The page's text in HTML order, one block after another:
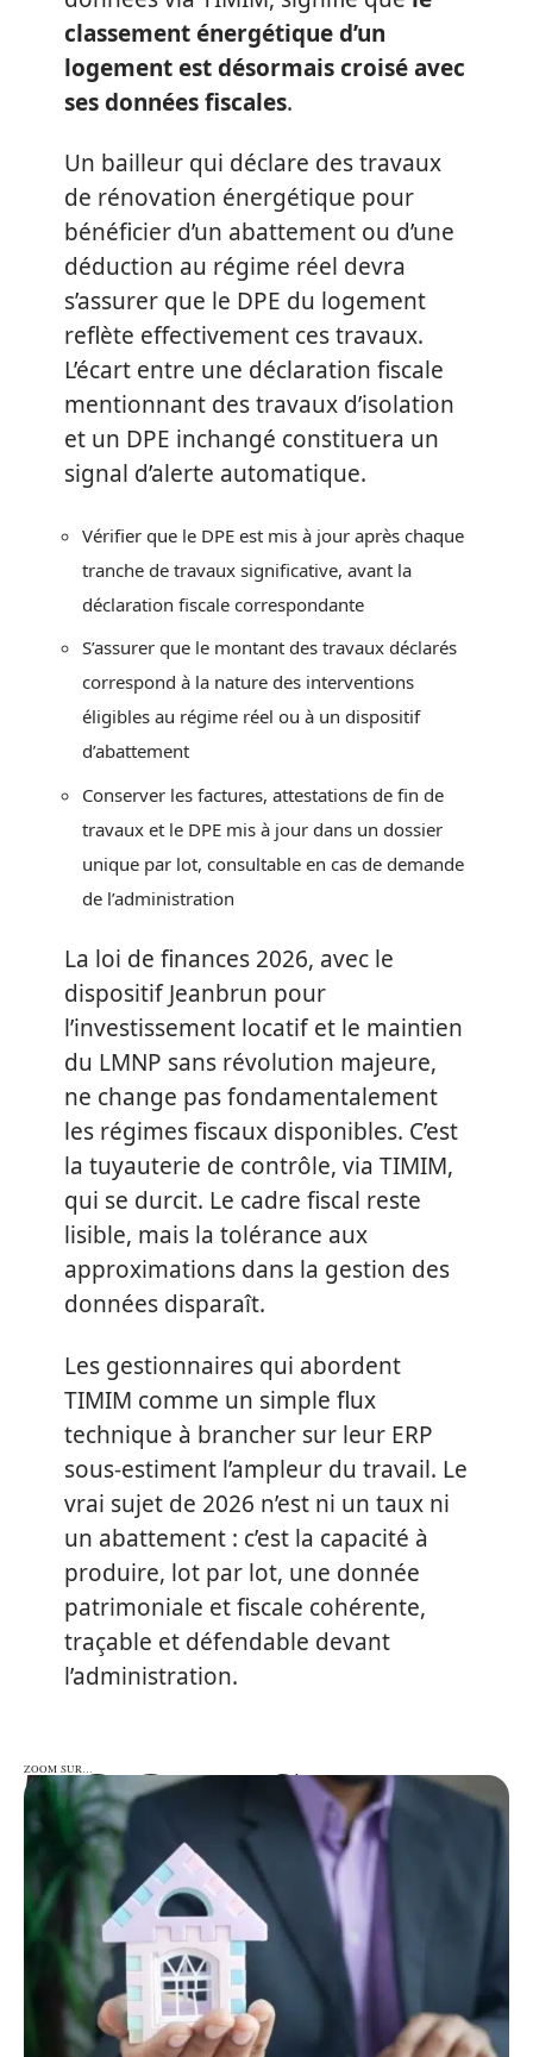
classement énergétique d’un
logement est désormais croisé avec
ses données fiscales.
Un bailleur qui déclare des travaux
de rénovation énergétique pour
bénéficier d’un abattement ou d’une
déduction au régime réel devra
s’assurer que le DPE du logement
reflète effectivement ces travaux.
L’écart entre une déclaration fiscale
mentionnant des travaux d’isolation
et un DPE inchangé constituera un
signal d’alerte automatique.
Vérifier que le DPE est mis à jour après chaque
tranche de travaux significative, avant la
déclaration fiscale correspondante
S’assurer que le montant des travaux déclarés
correspond à la nature des interventions
éligibles au régime réel ou à un dispositif
d’abattement
Conserver les factures, attestations de fin de
travaux et le DPE mis à jour dans un dossier
unique par lot, consultable en cas de demande
de l’administration
La loi de finances 2026, avec le
dispositif Jeanbrun pour
l’investissement locatif et le maintien
du LMNP sans révolution majeure,
ne change pas fondamentalement
les régimes fiscaux disponibles. C’est
la tuyauterie de contrôle, via TIMIM,
qui se durcit. Le cadre fiscal reste
lisible, mais la tolérance aux
approximations dans la gestion des
données disparaît.
Les gestionnaires qui abordent
TIMIM comme un simple flux
technique à brancher sur leur ERP
sous-estiment l’ampleur du travail. Le
vrai sujet de 2026 n’est ni un taux ni
un abattement : c’est la capacité à
produire, lot par lot, une donnée
patrimoniale et fiscale cohérente,
traçable et défendable devant
l’administration.
ZOOM SUR…
ZOOM SUR…